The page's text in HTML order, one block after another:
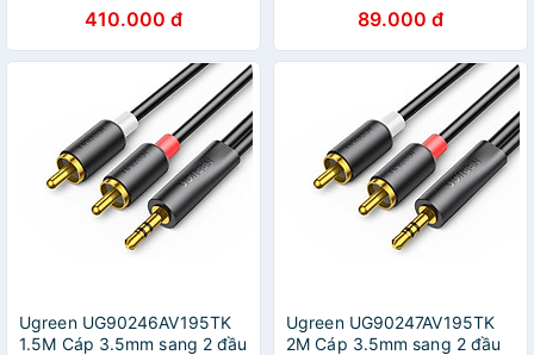
PD 100W, Video 4K @ 60Hz
kép / 5K 0.7m A3007 -
Hàng Chính Hãng
410.000 đ 89.000 đ
Ugreen UG90246AV195TK
1.5M Cáp 3.5mm sang 2 đầu
Ugreen UG90247AV195TK
2M Cáp 3.5mm sang 2 đầu